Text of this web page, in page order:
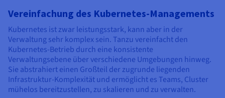
Vereinfachung des Kubernetes-Managements
Kubernetes ist zwar leistungsstark, kann aber in der
Verwaltung sehr komplex sein. Tanzu vereinfacht den
Kubernetes-Betrieb durch eine konsistente
Verwaltungsebene über verschiedene Umgebungen hinweg.
Sie abstrahiert einen Großteil der zugrunde liegenden
Infrastruktur-Komplexität und ermöglicht es Teams, Cluster
mühelos bereitzustellen, zu skalieren und zu verwalten.